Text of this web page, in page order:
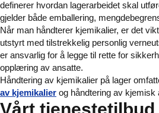
definerer hvordan lagerarbeidet skal
gjelder både emballering,
Når man håndterer kjemikalier, er det
utstyrt med tilstrekkelig personlig
er ansvarlig for å legge til rette for
opplæring av ansatte.
Håndtering av kjemikalier på lager
av kjemikalier og håndtering av kjemisk